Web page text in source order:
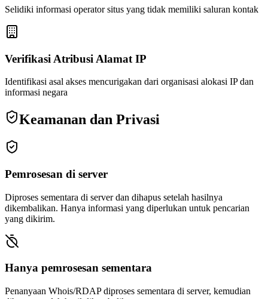
Selidiki informasi operator situs yang tidak memiliki saluran kontak
Verifikasi Atribusi Alamat IP
Identifikasi asal akses mencurigakan dari organisasi alokasi IP dan
informasi negara
Keamanan dan Privasi
Pemrosesan di server
Diproses sementara di server dan dihapus setelah hasilnya
dikembalikan. Hanya informasi yang diperlukan untuk pencarian
yang dikirim.
Hanya pemrosesan sementara
Penanyaan Whois/RDAP diproses sementara di server, kemudian